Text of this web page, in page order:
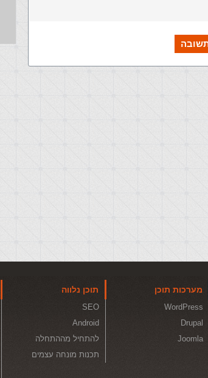
מערכות תוכן
WordPress
Drupal
Joomla
תוכן נלווה
SEO
Android
להתחיל מההתחלה
תכנות מונחה עצמים